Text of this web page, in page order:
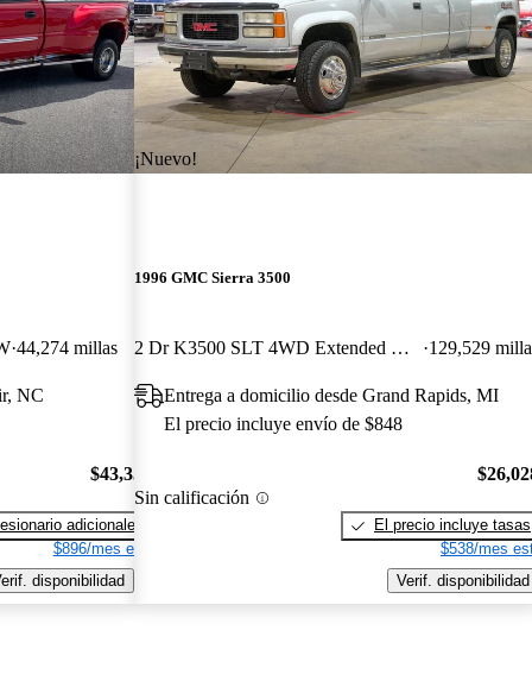
44,274 millas
NC
$43,350
adicionales
$896/mes est.
disponibilidad
¡Nuevo!
1996 GMC Sierra 3500
2 Dr K3500 SLT 4WD Extended Cab LB 129,529
Entrega a domicilio desde Grand Rapids, MI
El precio incluye envío de $848
Sin calificación
El precio incluye tasas
$538/mes
Verif. disponibilidad